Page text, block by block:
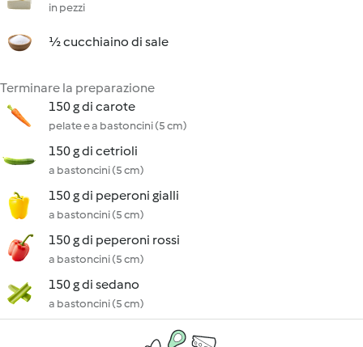
in pezzi
½ cucchiaino di sale
Terminare la preparazione
150 g di carote
pelate e a bastoncini (5 cm)
150 g di cetrioli
a bastoncini (5 cm)
150 g di peperoni gialli
a bastoncini (5 cm)
150 g di peperoni rossi
a bastoncini (5 cm)
150 g di sedano
a bastoncini (5 cm)